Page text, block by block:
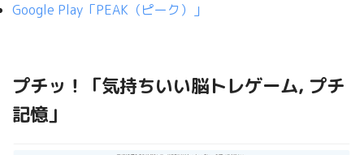
Google Play「PEAK（ピーク）」
プチッ！「気持ちいい脳トレゲーム, プチ
記憶」